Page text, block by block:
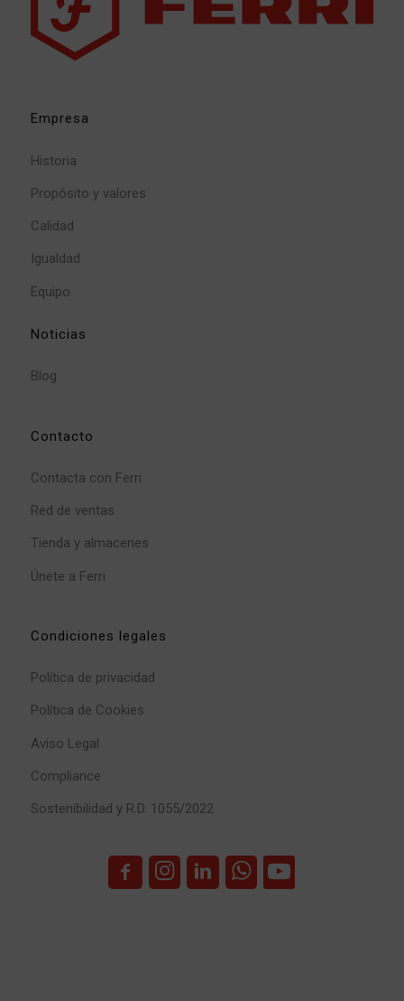
Empresa
Historia
Propósito y valores
Calidad
Igualdad
Equipo
Noticias
Blog
Contacto
Contacta con Ferri
Red de ventas
Tienda y almacenes
Únete a Ferri
Condiciones legales
Política de privacidad
Política de Cookies
Aviso Legal
Compliance
Sostenibilidad y R.D. 1055/2022